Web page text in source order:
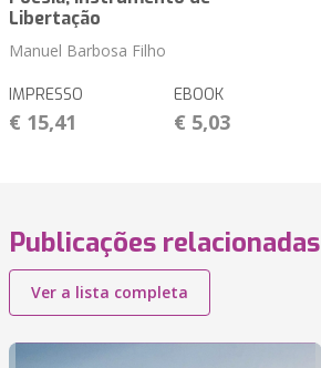
Libertação
Manuel Barbosa Filho
IMPRESSO
€ 15,41
EBOOK
€ 5,03
Publicações relacionadas
Ver a lista completa